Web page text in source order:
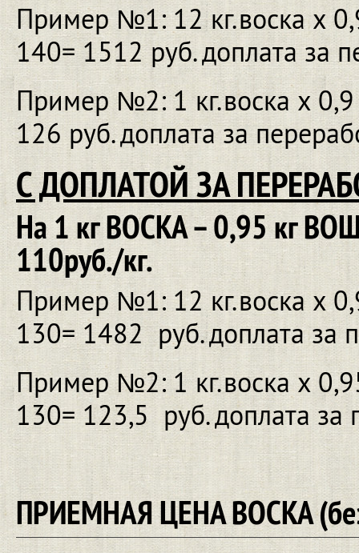
Пример №1: 12 кг.воска х
140= 1512 руб. доплата за
Пример №2: 1 кг.воска х
126 руб. доплата за
С ДОПЛАТОЙ ЗА
На 1 кг ВОСКА – 0,95 кг
110руб./кг.
Пример №1: 12 кг.воска х
130= 1482 руб. доплата за
Пример №2: 1 кг.воска х
130= 123,5 руб. доплата за
ПРИЕМНАЯ ЦЕНА ВОСКА